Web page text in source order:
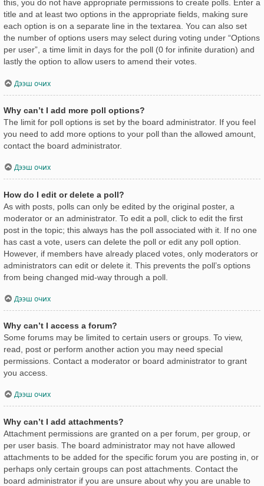
this, you do not have appropriate permissions to create polls. Enter a
title and at least two options in the appropriate fields, making sure
each option is on a separate line in the textarea. You can also set
the number of options users may select during voting under “Options
per user”, a time limit in days for the poll (0 for infinite duration) and
lastly the option to allow users to amend their votes.
Дээш очих
Why can’t I add more poll options?
The limit for poll options is set by the board administrator. If you feel
you need to add more options to your poll than the allowed amount,
contact the board administrator.
Дээш очих
How do I edit or delete a poll?
As with posts, polls can only be edited by the original poster, a
moderator or an administrator. To edit a poll, click to edit the first
post in the topic; this always has the poll associated with it. If no one
has cast a vote, users can delete the poll or edit any poll option.
However, if members have already placed votes, only moderators or
administrators can edit or delete it. This prevents the poll’s options
from being changed mid-way through a poll.
Дээш очих
Why can’t I access a forum?
Some forums may be limited to certain users or groups. To view,
read, post or perform another action you may need special
permissions. Contact a moderator or board administrator to grant
you access.
Дээш очих
Why can’t I add attachments?
Attachment permissions are granted on a per forum, per group, or
per user basis. The board administrator may not have allowed
attachments to be added for the specific forum you are posting in, or
perhaps only certain groups can post attachments. Contact the
board administrator if you are unsure about why you are unable to